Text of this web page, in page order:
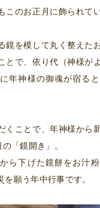
このお正月に飾られて
鏡を模して丸く整えた
とで、依り代（神様が
年神様の御魂が宿る
くことで、年神様から
「鏡開き」。
ら下げた鏡餅をお汁
を願う年中行事です。